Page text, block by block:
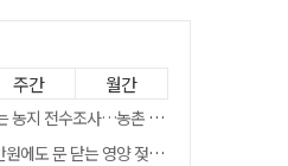
주간 월간
조사…농촌 들쑤시는 '경자유전'의 칼날
닫는 영양 젖소농장… "일할 사람이 없어"